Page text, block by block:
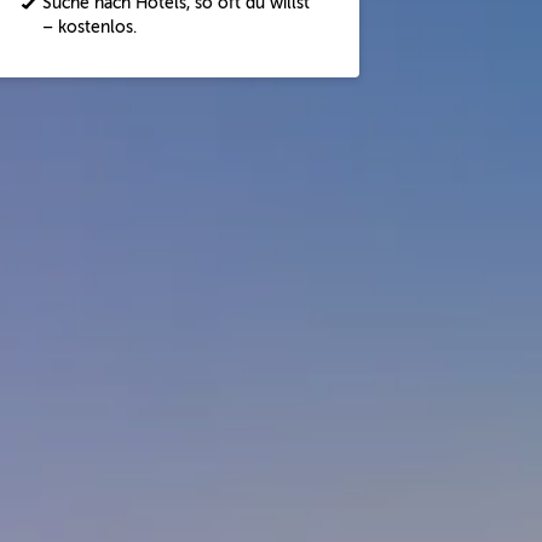
– kostenlos.